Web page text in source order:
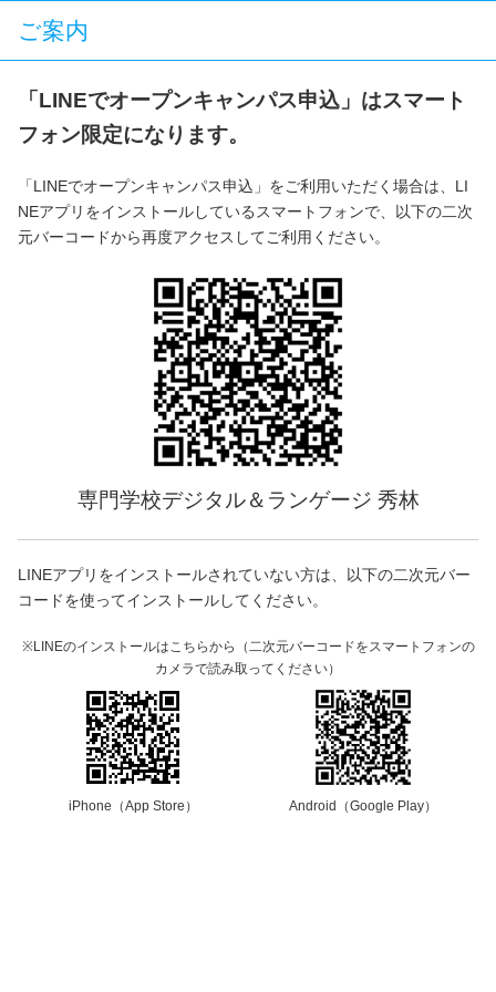
ご案内
「LINEでオープンキャンパス申込」はスマート
フォン限定になります。
「LINEでオープンキャンパス申込」をご利用いただく場合は、LI
NEアプリをインストールしているスマートフォンで、以下の二次
元バーコードから再度アクセスしてご利用ください。
専門学校デジタル＆ランゲージ 秀林
LINEアプリをインストールされていない方は、以下の二次元バー
コードを使ってインストールしてください。
※LINEのインストールはこちらから（二次元バーコードをスマートフォンの
カメラで読み取ってください）
iPhone（App Store） Android（Google Play）